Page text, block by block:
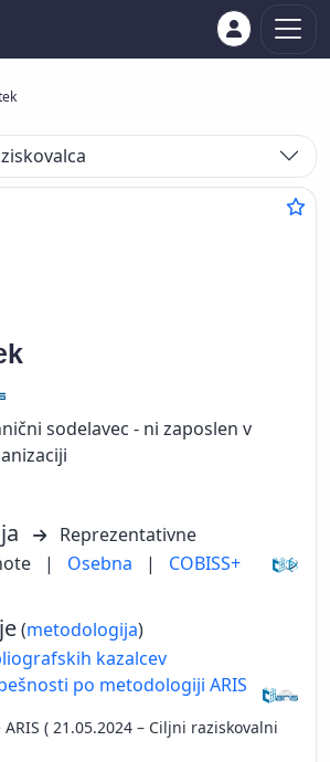
sodelavec - ni zaposlen v
Reprezentativne
| Osebna | COBISS+
(metodologija)
kazalcev
po metodologiji ARIS
( 21.05.2024 – Ciljni raziskovalni